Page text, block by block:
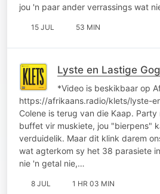
jou 'n paar ander verrassings wat
15 JUL 53 MIN
Lyste en Lastige
*Video is beskikbaar op
https://afrikaans.radio/klets/lyste-
Colene is terug van die Kaap. Party
buffet vir muskiete, jou "bierpens"
verduidelik. Maar dit klink darem
wat agterkom sy het 38 parasiete
nie 'n getal nie,…
8 JUL 1 HR 03 MIN